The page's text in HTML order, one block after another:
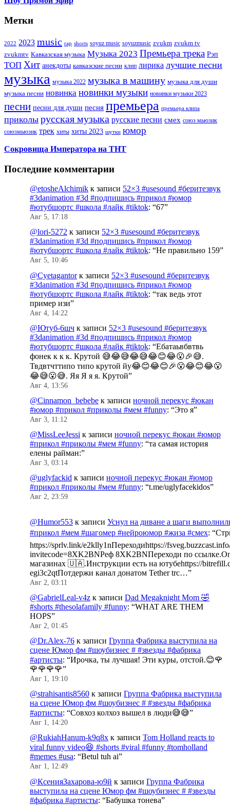
Метки
2022 2023 music rap shorts soyuz music soyuzmusic zvukm zvukm tv
zvukmtv Кавказская музыка Музыка 2023 Премьера трека Рэп
ТОП Хит анекдоты кавказские песни клип лирика лучшие песни
музыка музыка 2022 музыка в машину музыка для души
музыка песни новинка новинки музыки новинки музыки 2023
песни песни для души песня премьера премьера клипа
приколы русская музыка русские песни смех союз мьюзик
союзмьюзик трек хиты хиты 2023 шутки юмор
Сокровища Императора на ТНТ
Последние комментарии
@etosheAlchimik к записи 52×3 #usesound #беритезвук
#3danimation #3d #подпишись #прикол #юмор
#ютубшортс #школа #лайк #tiktok: “67”
Авг 5, 17:18
@lori-5272 к записи 52×3 #usesound #беритезвук
#3danimation #3d #подпишись #прикол #юмор
#ютубшортс #школа #лайк #tiktok: “Не правильно 159”
Авг 5, 10:46
@Cyetagantorк записи 52×3 #usesound #беритезвук
#3danimation #3d #подпишись #прикол #юмор
#ютубшортс #школа #лайк #tiktok: “так ведь этот
пример изи”
Авг 4, 14:22
@Ютуб-6шч к записи 52×3 #usesound #беритезвук
#3danimation #3d #подпишись #прикол #юмор
#ютубшортс #школа #лайк #tiktok: “Ебатаьвбвтвь
фонек к к к. Крутой 😅😂😅😂😅😂😊😂😮🎉😅.
Твдвтчттипо типо крутой йу😂😊😂😊🎉😮😂😊😂😮
😂😅😮😅. Яя Я я я. Крутой”
Авг 4, 13:56
@Cinnamon_bebebe к записи ночной перекус #юкан
#юмор #прикол #приколы #мем #funny: “Это я”
Авг 3, 11:12
@MissLeeJessi к записи ночной перекус #юкан #юмор
#прикол #приколы #мем #funny: “та самая история
елены райман:”
Авг 3, 03:14
@uglyfackid к записи ночной перекус #юкан #юмор
#прикол #приколы #мем #funny: “t.me/uglyfacekidos”
Авг 2, 23:59
@Humor553 к записи Уснул на диване а шаги
#прикол #мем #шагомер #нейроюмор #жиза #смех: “
https://sprlv.link/e2klly1nПереходиhttps://
invitecode=8XK2BNРеф 8XK2BNПереходи по
магазинах 🇺🇦.Инструкции есть на ютубеhttps://
egi3c2qtПотдержи канал донатом Tether trc…”
Авг 2, 03:11
@GabrielLeal-v4z к записи Dad Megaknight Mom 🤣
#shorts #thesolafamily #funny: “WHAT ARE THEM
HOPS”
Авг 2, 01:45
@Dr.Alex-76 к записи Группа Фабрика выступила на
сцене Юмор фм #шоубизнес # #звезды #фабрика
#артисты: “Ирочка, ты лучшая! Эти куры, отстой.😊🌹
🌹🌹🌹🌹”
Авг 1, 19:10
@strahisantis8560 к записи Группа Фабрика выступила
на сцене Юмор фм #шоубизнес # #звезды #фабрика
#артисты: “Совхоз колхоз вышел в люди😅😅”
Авг 1, 14:20
@RukiahHanum-k9q8x к записи Tom Holland reacts to
viral funny video😆 #shorts #viral #funny #tomholland
#memes #usa: “Betul tuh ai”
Авг 1, 12:49
@КсенияЗахарова-ю9й к записи Группа Фабрика
выступила на сцене Юмор фм #шоубизнес # #звезды
#фабрика #артисты: “Бабушка тонева”